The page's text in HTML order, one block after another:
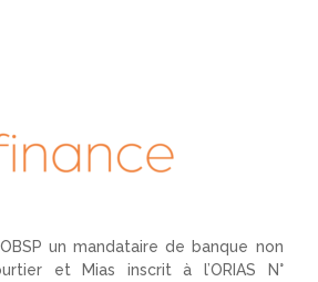
un mandataire de banque non
et Mias inscrit à l’ORIAS N°